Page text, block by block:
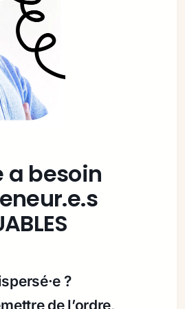
connecter
a besoin
?
de l’ordre,